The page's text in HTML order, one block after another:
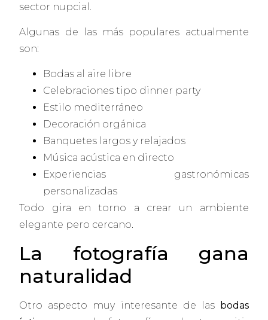
sector nupcial.
Algunas de las más populares actualmente
son:
Bodas al aire libre
Celebraciones tipo dinner party
Estilo mediterráneo
Decoración orgánica
Banquetes largos y relajados
Música acústica en directo
Experiencias gastronómicas
personalizadas
Todo gira en torno a crear un ambiente
elegante pero cercano.
La fotografía gana
naturalidad
Otro aspecto muy interesante de las bodas